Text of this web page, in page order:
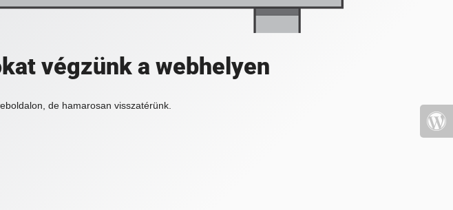
végzünk a webhelyen
de hamarosan visszatérünk.